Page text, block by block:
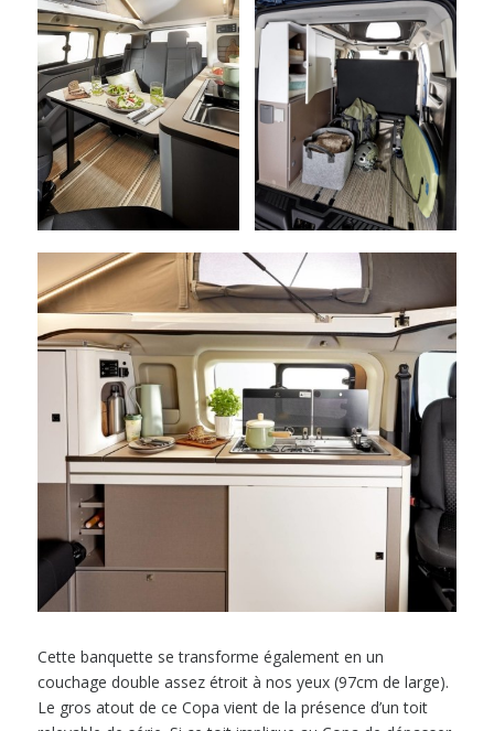
Cette banquette se transforme également en un
couchage double assez étroit à nos yeux (97cm de large).
Le gros atout de ce Copa vient de la présence d’un toit